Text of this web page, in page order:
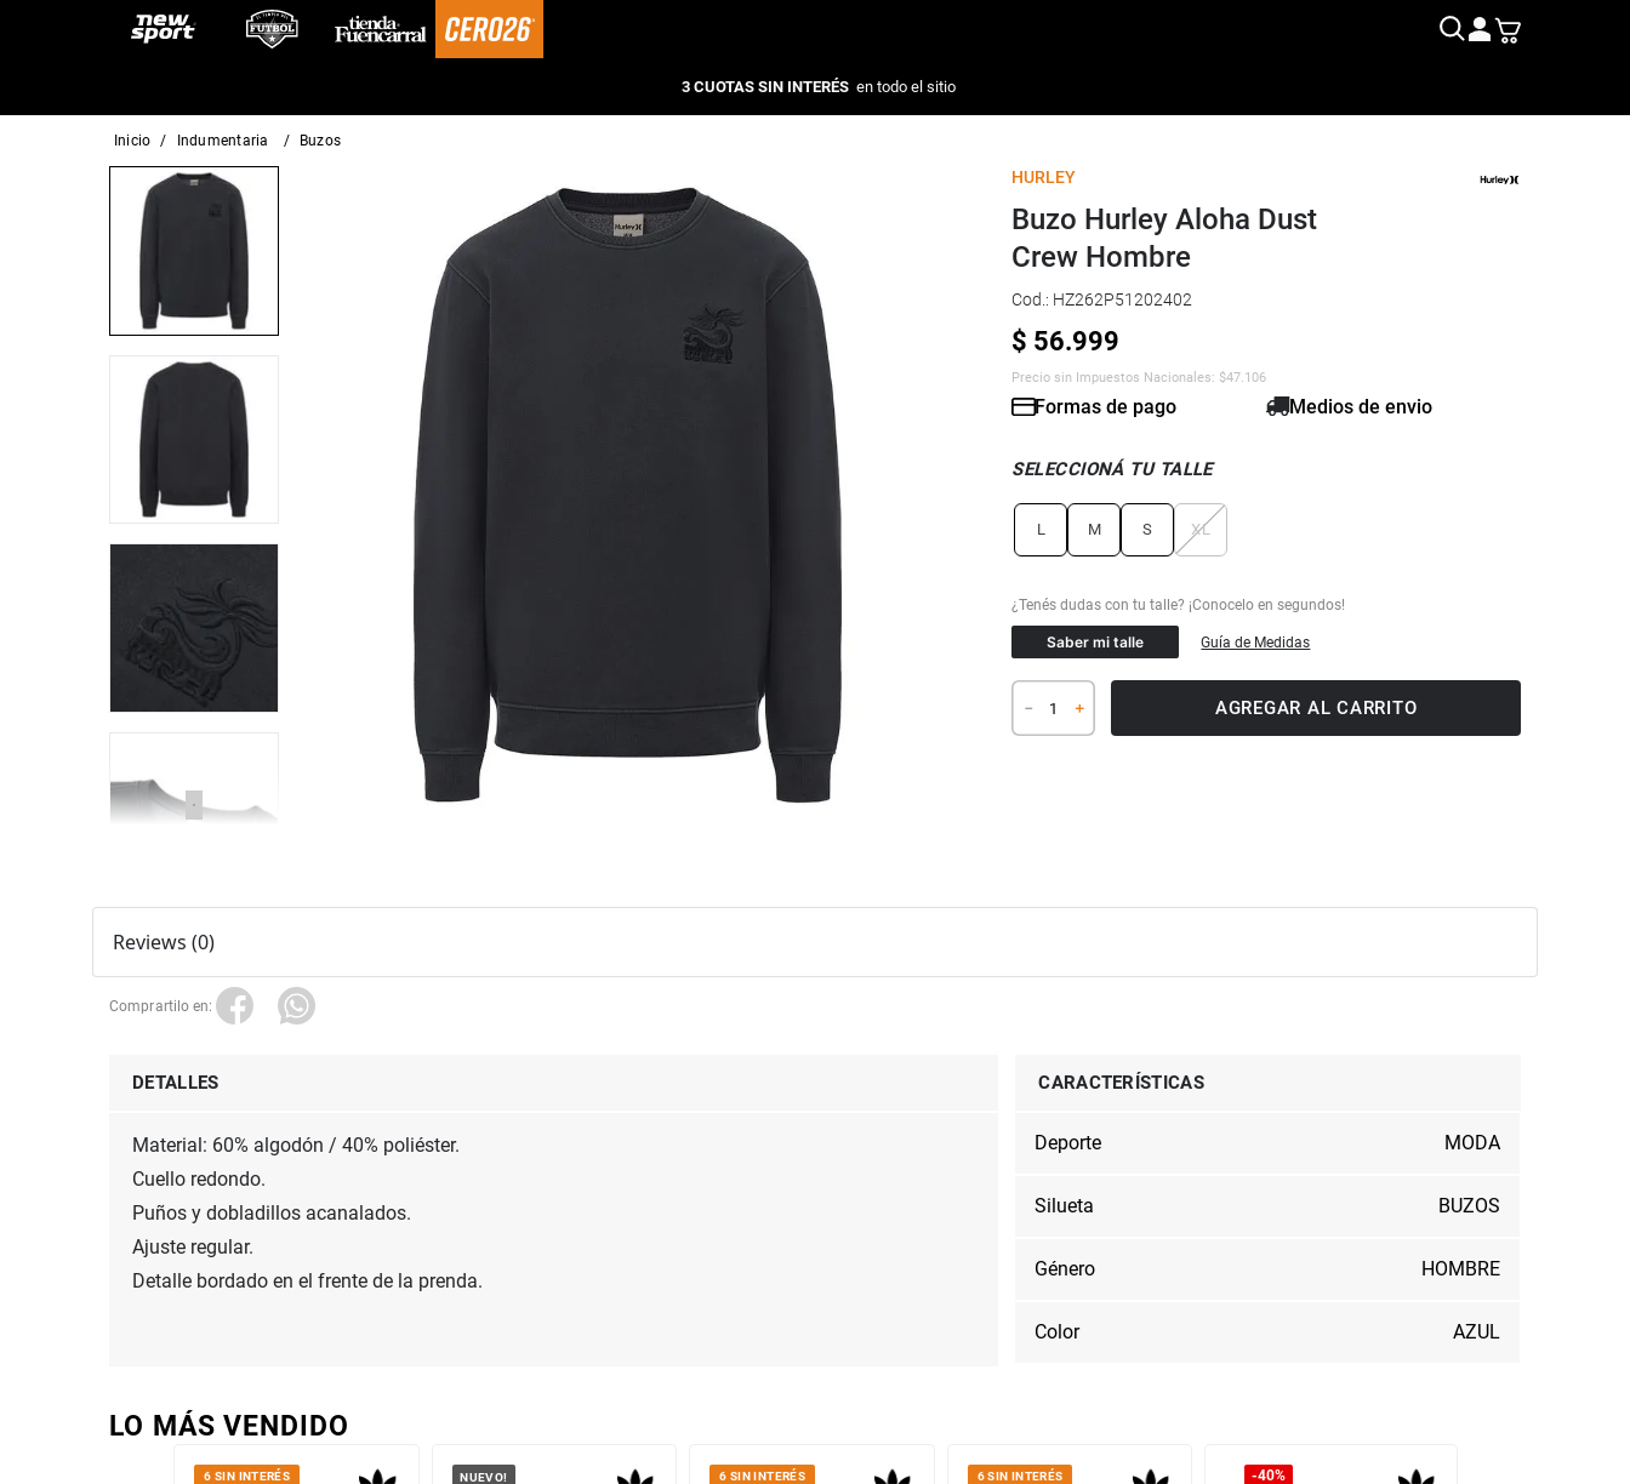
3 CUOTAS SIN INTERÉS en todo el sitio
indumentaria buzos
HURLEY
Buzo Hurley Aloha Dust
Crew Hombre
Cod. : HZ262P51202402
$ 56.999
Precio sin Impuestos Nacionales: $47.106
Formas de pago Medios de envio
SELECCIONÁ TU TALLE
L M S XL
Saber mi talle Guía de Medidas
＋
－ AGREGAR AL CARRITO
Reviews (0)
DETALLES
Material: 60% algodón / 40% poliéster.
Cuello redondo.
Puños y dobladillos acanalados.
Ajuste regular.
Detalle bordado en el frente de la prenda.
Deporte MODA
Silueta BUZOS
Género HOMBRE
Color AZUL
LO MÁS VENDIDO
6 SIN INTERÉS NUEVO! 6 SIN INTERÉS 6 SIN INTERÉS 40%